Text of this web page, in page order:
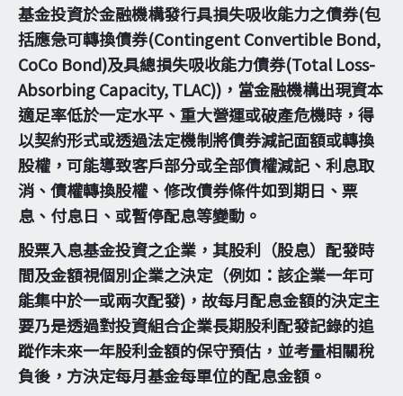
基金投資於金融機構發行具損失吸收能力之債券(包
括應急可轉換債券(Contingent Convertible Bond,
CoCo Bond)及具總損失吸收能力債券(Total Loss-
Absorbing Capacity, TLAC))，當金融機構出現資本
適足率低於一定水平、重大營運或破產危機時，得
以契約形式或透過法定機制將債券減記面額或轉換
股權，可能導致客戶部分或全部債權減記、利息取
消、債權轉換股權、修改債券條件如到期日、票
息、付息日、或暫停配息等變動。
股票入息基金投資之企業，其股利（股息）配發時
間及金額視個別企業之決定（例如：該企業一年可
能集中於一或兩次配發)，故每月配息金額的決定主
要乃是透過對投資組合企業長期股利配發記錄的追
蹤作未來一年股利金額的保守預估，並考量相關稅
負後，方決定每月基金每單位的配息金額。